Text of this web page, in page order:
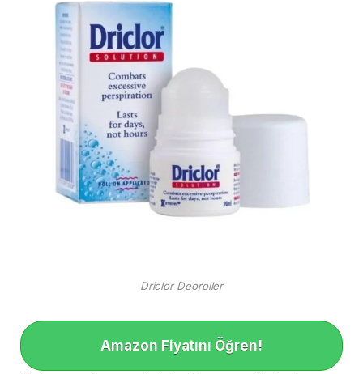
Driclor Deoroller
Amazon Fiyatını Öğren!